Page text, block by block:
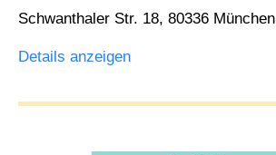
Schwanthaler Str. 18, 80336 München
Details anzeigen